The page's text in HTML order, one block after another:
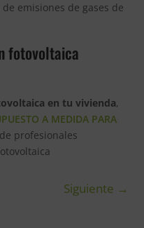
emisiones de gases de
fotovoltaica
en tu vivienda,
A MEDIDA PARA
profesionales
Siguiente →